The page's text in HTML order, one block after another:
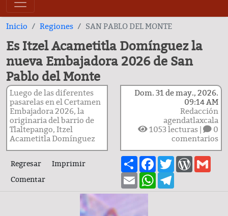
Inicio Regiones SAN PABLO DEL MONTE
Es Itzel Acametitla Domínguez la
nueva Embajadora 2026 de San
Pablo del Monte
Luego de las diferentes
pasarelas en el Certamen
Embajadora 2026, la
originaria del barrio de
Tlaltepango, Itzel
Acametitla Domínguez
Dom. 31 de may., 2026.
09:14 AM
Redacción
agendatlaxcala
1053lecturas |
0
comentarios
Regresar
Imprimir
Comentar
ShareFacebook
Twitter
EmailWhatsApp